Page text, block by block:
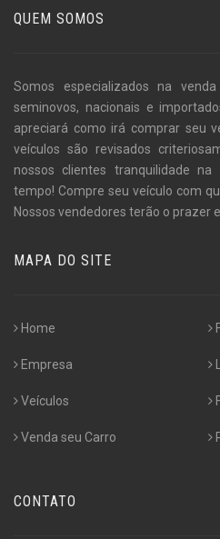
QUEM SOMOS
Somos especializados na
seminovos, nacionais e
apreciará como irá comprar seu
veículos são revisados
nossos clientes tranquilidade
tempo! Compre seu veículo com
Nossos vendedores terão o prazer
MAPA DO SITE
Home
Empresa
Veículos
Venda seu Carro
CONTATO